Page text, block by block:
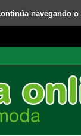
navegando o